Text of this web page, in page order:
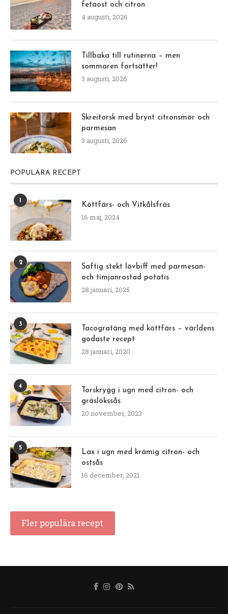
fetaost och citron
4 augusti, 2026
Tillbaka till rutinerna – men
sommaren fortsätter!
3 augusti, 2026
Skreitorsk med brynt citronsmör och
parmesan
3 augusti, 2026
POPULÄRA RECEPT
1
Köttfärs- och Vitkålsfräs
16 maj, 2024
2
Saftig stekt lövbiff med parmesan-
och timjanrostad potatis
28 januari, 2025
3
Tacogratäng med köttfärs – världens
godaste recept
28 januari, 2020
4
Torskrygg i ugn med citron- och
gräslökssås
20 november, 2023
5
Lax i ugn med krämig citron- och
ostsås
16 december, 2021
Fler populära recept